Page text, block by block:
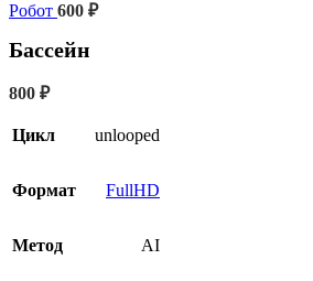
Робот 600 ₽
Бассейн
800 ₽
Цикл unlooped
Формат FullHD
Метод AI